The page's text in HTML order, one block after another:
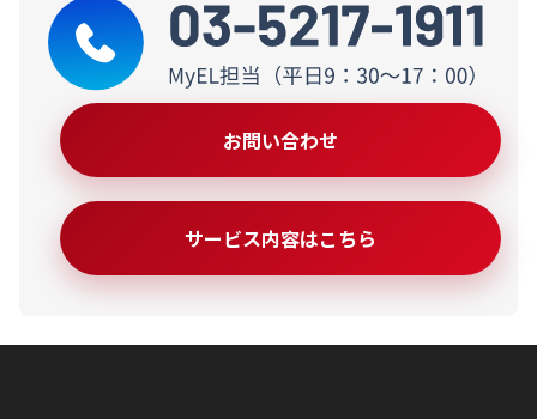
お問い合わせ
サービス内容はこちら